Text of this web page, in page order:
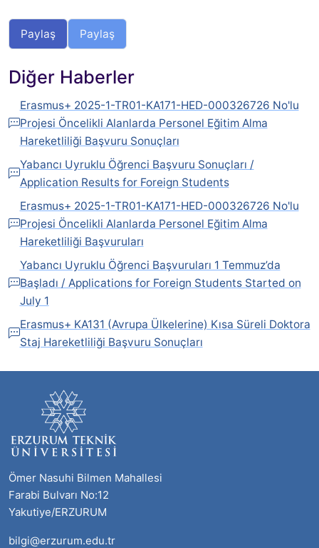
Paylaş Paylaş
Diğer Haberler
Erasmus+ 2025-1-TR01-KA171-HED-000326726 No'lu
Projesi Öncelikli Alanlarda Personel Eğitim Alma
Hareketliliği Başvuru Sonuçları
Yabancı Uyruklu Öğrenci Başvuru Sonuçları /
Application Results for Foreign Students
Erasmus+ 2025-1-TR01-KA171-HED-000326726 No'lu
Projesi Öncelikli Alanlarda Personel Eğitim Alma
Hareketliliği Başvuruları
Yabancı Uyruklu Öğrenci Başvuruları 1 Temmuz’da
Başladı / Applications for Foreign Students Started on
July 1
Erasmus+ KA131 (Avrupa Ülkelerine) Kısa Süreli Doktora
Staj Hareketliliği Başvuru Sonuçları
Ömer Nasuhi Bilmen Mahallesi
Farabi Bulvarı No:12
Yakutiye/ERZURUM
bilgi@erzurum.edu.tr